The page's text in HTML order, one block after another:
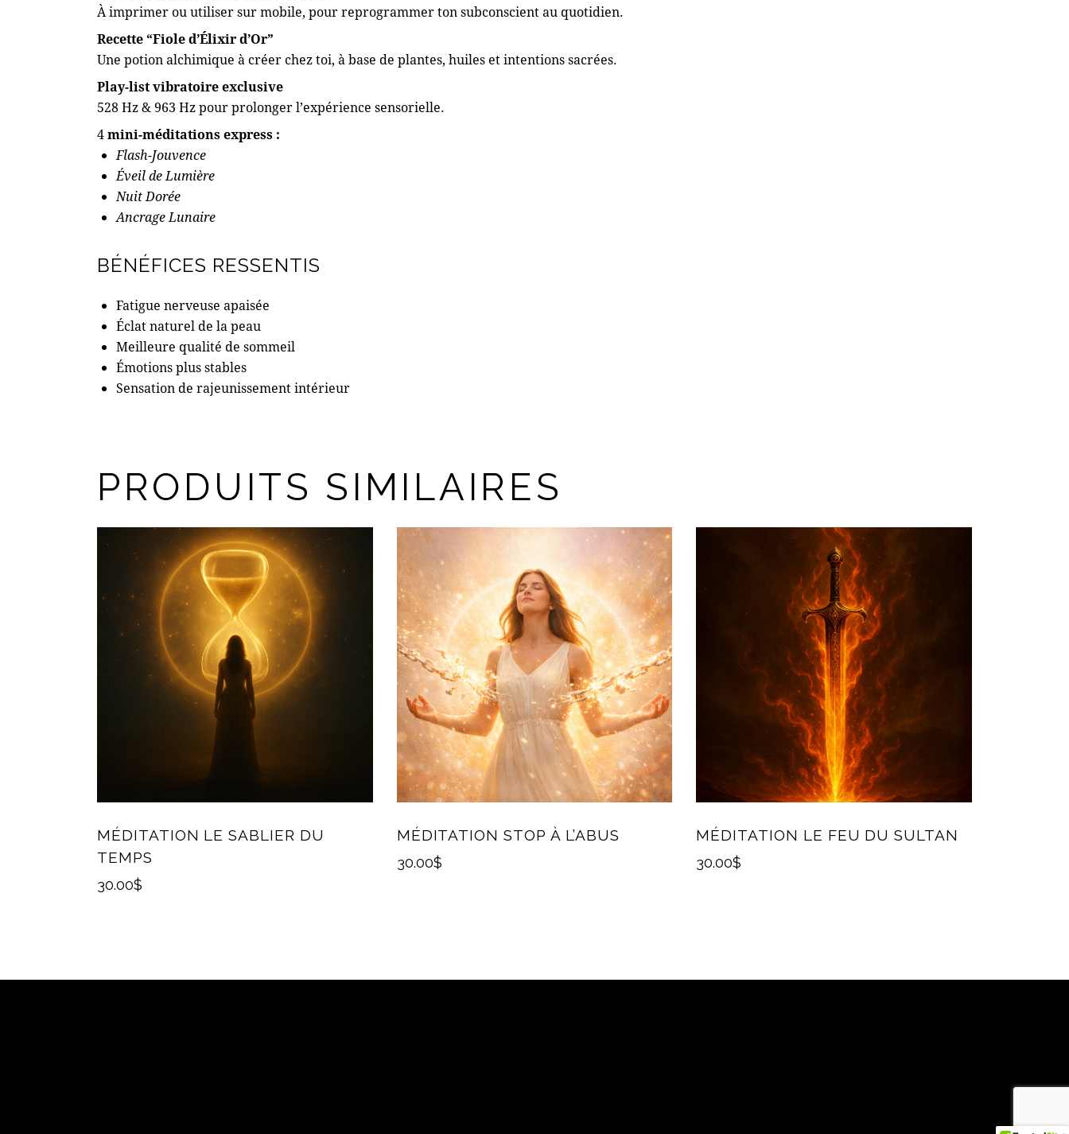
À imprimer ou utiliser sur mobile, pour reprogrammer ton subconscient au quotidien.
Recette “Fiole d’Élixir d’Or”
Une potion alchimique à créer chez toi, à base de plantes, huiles et intentions sacrées.
Play-list vibratoire exclusive
528 Hz & 963 Hz pour prolonger l’expérience sensorielle.
4mini-méditations express :
Flash-Jouvence
Éveil de Lumière
Nuit Dorée
Ancrage Lunaire
BÉNÉFICES RESSENTIS
Fatigue nerveuse apaisée
Éclat naturel de la peau
Meilleure qualité de sommeil
Émotions plus stables
Sensation de rajeunissement intérieur
PRODUITS SIMILAIRES
MÉDITATION LE SABLIER DU
TEMPS
30.00$
MÉDITATION STOP À L’ABUS
30.00$
MÉDITATION LE FEU DU SULTAN
30.00$